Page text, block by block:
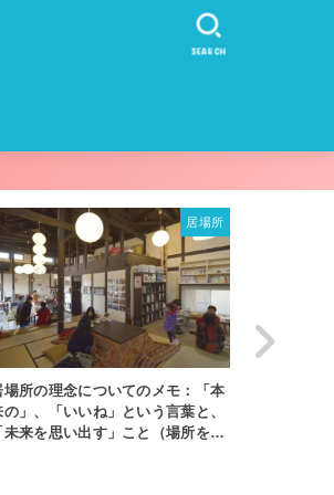
SEARCH
世界のニュータウン
協同組合の住宅地：アメリカ・メリ
ーランド州のグリーンベルト